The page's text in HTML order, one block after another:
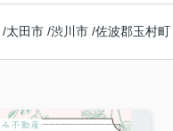
/太田市 /渋川市 /佐波郡玉村町